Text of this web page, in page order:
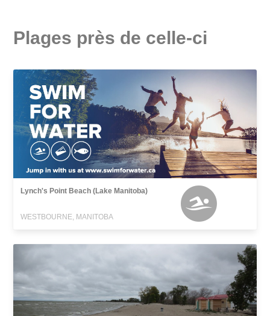
Plages près de celle-ci
Lynch's Point Beach (Lake Manitoba)
WESTBOURNE, MANITOBA